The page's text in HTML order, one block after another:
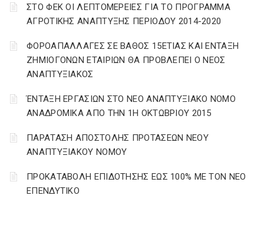
ΣΤΟ ΦΕΚ ΟΙ ΛΕΠΤΟΜΕΡΕΙΕΣ ΓΙΑ ΤΟ ΠΡΟΓΡΑΜΜΑ
ΑΓΡΟΤΙΚΗΣ ΑΝΑΠΤΥΞΗΣ ΠΕΡΙΟΔΟΥ 2014-2020
ΦΟΡΟΑΠΑΛΛΑΓΕΣ ΣΕ ΒΑΘΟΣ 15ΕΤΙΑΣ ΚΑΙ ΕΝΤΑΞΗ
ΖΗΜΙΟΓΟΝΩΝ ΕΤΑΙΡΙΩΝ ΘΑ ΠΡΟΒΛΕΠΕΙ Ο ΝΕΟΣ
ΑΝΑΠΤΥΞΙΑΚΟΣ
ΈΝΤΑΞΗ ΕΡΓΑΣΙΩΝ ΣΤΟ ΝΕΟ ΑΝΑΠΤΥΞΙΑΚΟ ΝΟΜΟ
ΑΝΑΔΡΟΜΙΚΑ ΑΠΟ ΤΗΝ 1Η ΟΚΤΩΒΡΙΟΥ 2015
ΠΑΡΑΤΑΣΗ ΑΠΟΣΤΟΛΗΣ ΠΡΟΤΑΣΕΩΝ ΝΕΟΥ
ΑΝΑΠΤΥΞΙΑΚΟΥ ΝΟΜΟΥ
ΠΡΟΚΑΤΑΒΟΛΗ ΕΠΙΔΟΤΗΣΗΣ ΕΩΣ 100% ΜΕ ΤΟΝ ΝΕΟ
ΕΠΕΝΔΥΤΙΚΟ